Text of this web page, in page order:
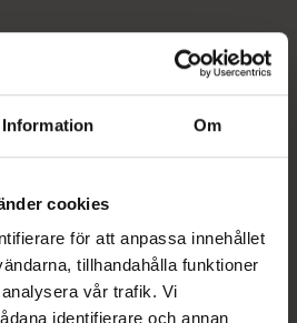
Information Om
cookies
för att anpassa innehållet
tillhandahålla funktioner
vår trafik. Vi
identifierare och annan